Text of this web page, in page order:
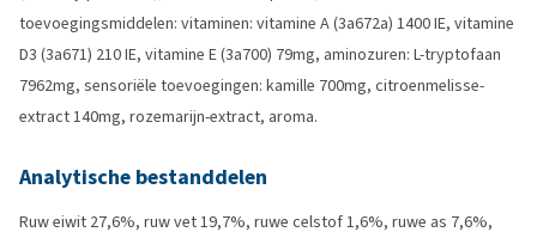
toevoegingsmiddelen: vitaminen: vitamine A (3a672a) 1400 IE, vitamine
D3 (3a671) 210 IE, vitamine E (3a700) 79mg, aminozuren: L-tryptofaan
7962mg, sensoriële toevoegingen: kamille 700mg, citroenmelisse-
extract 140mg, rozemarijn-extract, aroma.
Analytische bestanddelen
Ruw eiwit 27,6%, ruw vet 19,7%, ruwe celstof 1,6%, ruwe as 7,6%,